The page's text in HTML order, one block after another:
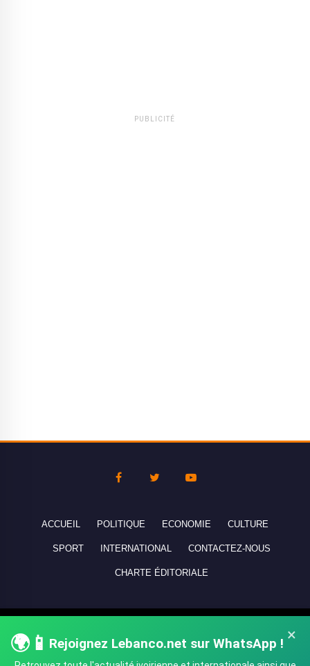
PUBLICITÉ
×
🌍📱 Rejoignez Lebanco.net sur WhatsApp !
ACCUEIL POLITIQUE ECONOMIE CULTURE
SPORT INTERNATIONAL CONTACTEZ-NOUS
CHARTE ÉDITORIALE
réservés - All rights reserved.